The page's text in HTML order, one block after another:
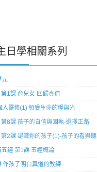
日學相關系列
元
1課 育兒女-回歸真道
人靈修(1) 領受生命的糧與光
8課 孩子的自信與固執-選擇正路
2課 認識你的孩子(1)-孩子的看與聽
經 第1課 五經概論
作孩子明白真道的教練